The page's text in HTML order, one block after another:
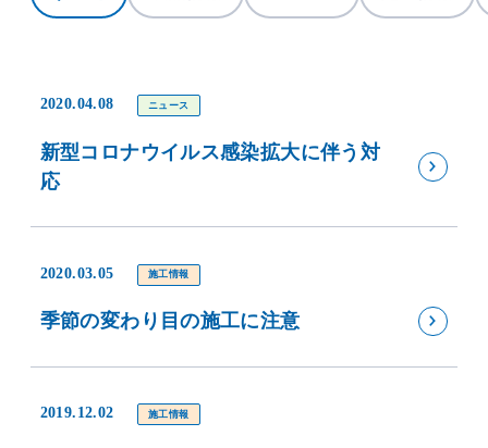
2020.04.08 ニュース
新型コロナウイルス感染拡大に伴う対
応
2020.03.05 施工情報
季節の変わり目の施工に注意
2019.12.02 施工情報